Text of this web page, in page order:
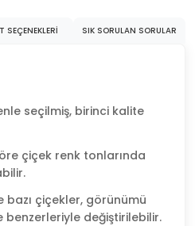
SEÇENEKLERI SIK SORULAN SORULAR
seçilmiş, birinci kalite
çiçek renk tonlarında
çiçekler, görünümü
değiştirilebilir.